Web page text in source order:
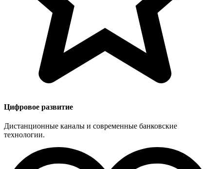
Цифровое развитие
Дистанционные каналы и современные банковские
технологии.